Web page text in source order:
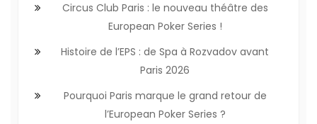
Circus Club Paris : le nouveau théâtre des
European Poker Series !
Histoire de l’EPS : de Spa à Rozvadov avant
Paris 2026
Pourquoi Paris marque le grand retour de
l’European Poker Series ?